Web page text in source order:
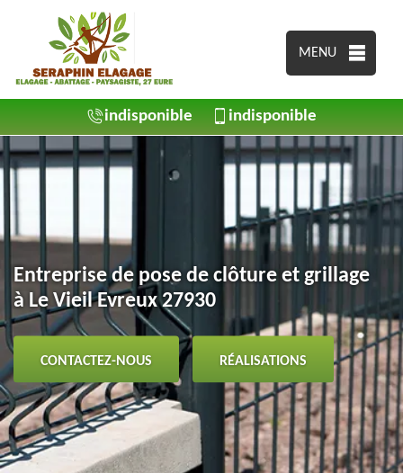
MENU
indisponible indisponible
Entreprise de pose de clôture et grillage
à Le Vieil Evreux 27930
CONTACTEZ-NOUS RÉALISATIONS